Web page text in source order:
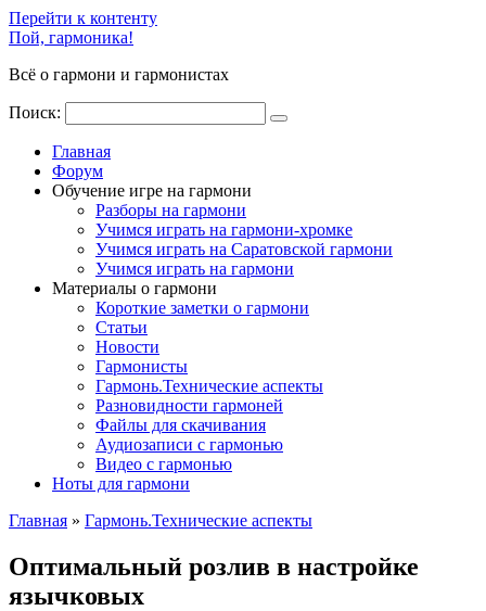
Перейти к контенту
Пой, гармоника!
Всё о гармони и гармонистах
Поиск:
Главная
Форум
Обучение игре на гармони
Разборы на гармони
Учимся играть на гармони-хромке
Учимся играть на Саратовской гармони
Учимся играть на гармони
Материалы о гармони
Короткие заметки о гармони
Cтатьи
Новости
Гармонисты
Гармонь.Технические аспекты
Разновидности гармоней
Файлы для скачивания
Аудиозаписи с гармонью
Видео с гармонью
Ноты для гармони
Главная » Гармонь.Технические аспекты
Оптимальный розлив в настройке
язычковых